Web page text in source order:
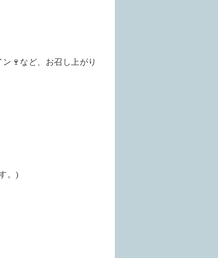
🍷など、お召し上がり
。)